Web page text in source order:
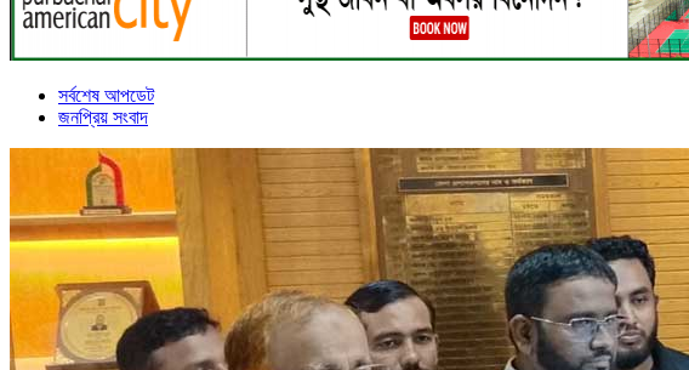
সর্বশেষ আপডেট
জনপ্রিয় সংবাদ